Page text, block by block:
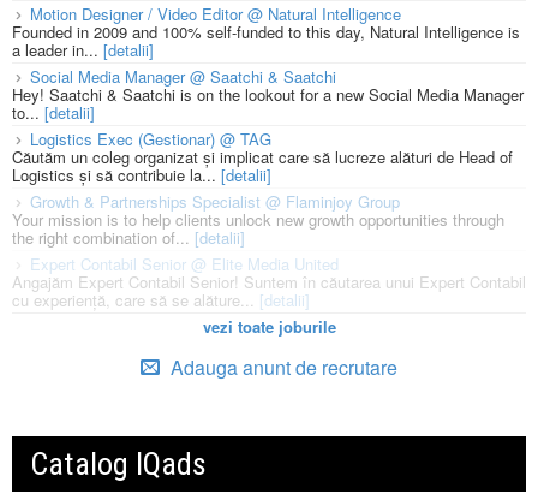
Motion Designer / Video Editor @ Natural Intelligence
Founded in 2009 and 100% self-funded to this day, Natural Intelligence is
a leader in... [detalii]
Social Media Manager @ Saatchi & Saatchi
Hey! Saatchi & Saatchi is on the lookout for a new Social Media Manager
to... [detalii]
Logistics Exec (Gestionar) @ TAG
Căutăm un coleg organizat și implicat care să lucreze alături de Head of
Logistics și să contribuie la... [detalii]
Growth & Partnerships Specialist @ Flaminjoy Group
Your mission is to help clients unlock new growth opportunities through
the right combination of... [detalii]
Expert Contabil Senior @ Elite Media United
Angajăm Expert Contabil Senior! Suntem în căutarea unui Expert Contabil
cu experiență, care să se alăture... [detalii]
vezi toate joburile
Adauga anunt de recrutare
Catalog IQads